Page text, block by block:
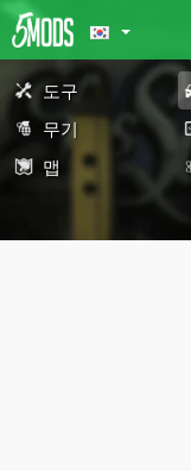
도구
무기
맵